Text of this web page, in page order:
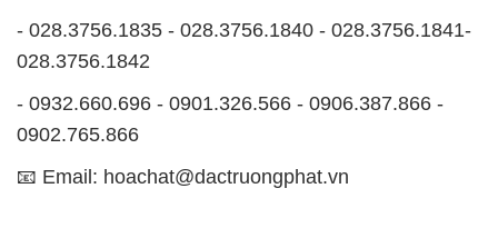
- 028.3756.1835 - 028.3756.1840 - 028.3756.1841-
028.3756.1842
- 0932.660.696 - 0901.326.566 - 0906.387.866 -
0902.765.866
📧 Email: hoachat@dactruongphat.vn